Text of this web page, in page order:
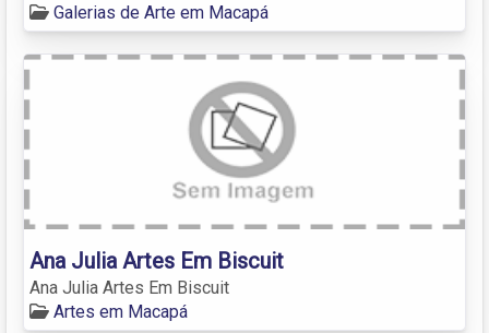
Galerias de Arte em Macapá
Ana Julia Artes Em Biscuit
Ana Julia Artes Em Biscuit
Artes em Macapá